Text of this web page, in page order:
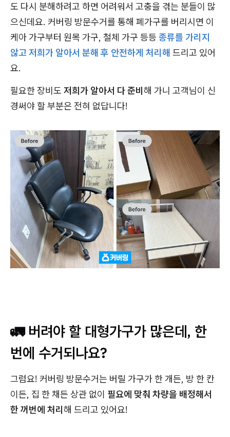
도 다시 분해하려고 하면 어려워서 고충을 겪는 분들이 많
으신데요. 커버링 방문수거를 통해 폐가구를 버리시면 이
케아 가구부터 원목 가구, 철체 가구 등등 종류를 가리지
않고 저희가 알아서 분해 후 안전하게 처리해 드리고 있어
요.
필요한 장비도 저희가 알아서 다 준비해 가니 고객님이 신
경써야 할 부분은 전혀 없답니다!
🚛 버려야 할 대형가구가 많은데, 한
번에 수거되나요?
그럼요! 커버링 방문수거는 버릴 가구가 한 개든, 방 한 칸
이든, 집 한 채든 상관 없이 필요에 맞춰 차량을 배정해서
한 꺼번에 처리해 드리고 있어요!